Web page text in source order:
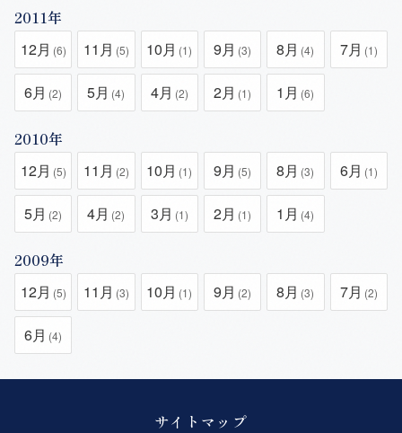
2011年
12月 (6) 11月 (5) 10月 (1) 9月 (3) 8月 (4) 7月 (1)
6月 (2) 5月 (4) 4月 (2) 2月 (1) 1月 (6)
2010年
12月 (5) 11月 (2) 10月 (1) 9月 (5) 8月 (3) 6月 (1)
5月 (2) 4月 (2) 3月 (1) 2月 (1) 1月 (4)
2009年
12月 (5) 11月 (3) 10月 (1) 9月 (2) 8月 (3) 7月 (2)
6月 (4)
サイトマップ